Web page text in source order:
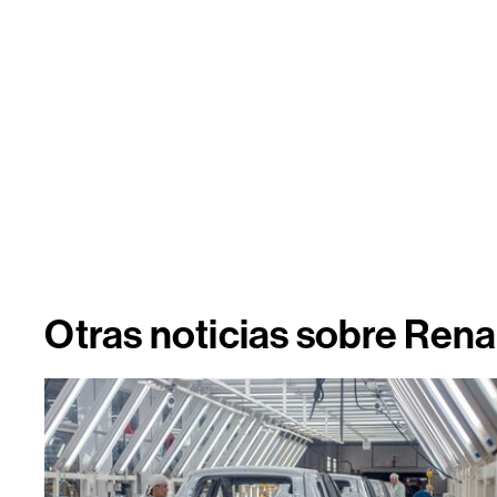
Otras noticias sobre